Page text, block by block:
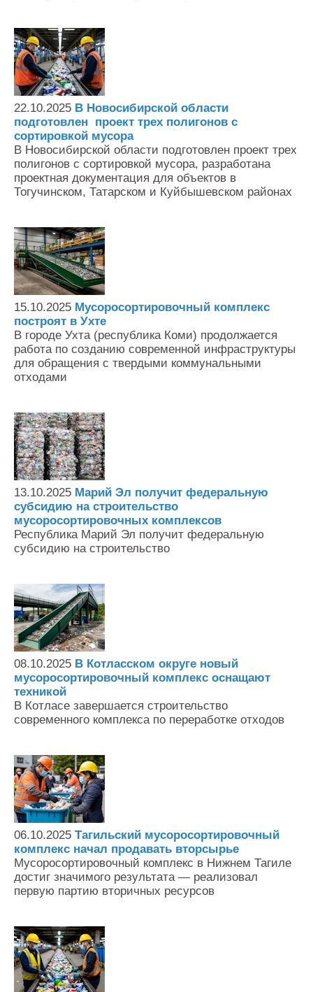
22.10.2025 В Новосибирской области
подготовлен проект трех полигонов с
сортировкой мусора
В Новосибирской области подготовлен проект трех
полигонов с сортировкой мусора, разработана
проектная документация для объектов в
Тогучинском, Татарском и Куйбышевском районах
15.10.2025 Мусоросортировочный комплекс
построят в Ухте
В городе Ухта (республика Коми) продолжается
работа по созданию современной инфраструктуры
для обращения с твердыми коммунальными
отходами
13.10.2025 Марий Эл получит федеральную
субсидию на строительство
мусоросортировочных комплексов
Республика Марий Эл получит федеральную
субсидию на строительство
08.10.2025 В Котласском округе новый
мусоросортировочный комплекс оснащают
техникой
В Котласе завершается строительство
современного комплекса по переработке отходов
06.10.2025 Тагильский мусоросортировочный
комплекс начал продавать вторсырье
Мусоросортировочный комплекс в Нижнем Тагиле
достиг значимого результата — реализовал
первую партию вторичных ресурсов